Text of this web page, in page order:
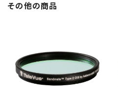
その他の商品